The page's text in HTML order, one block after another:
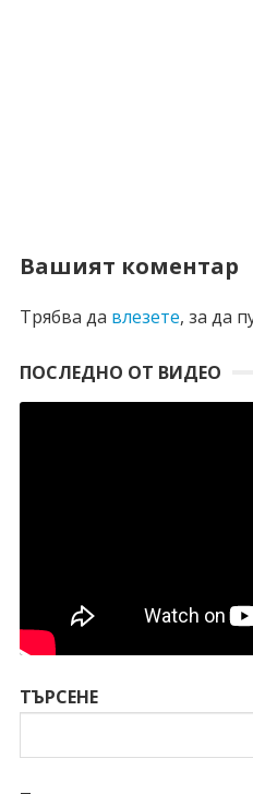
Вашият коментар
Трябва да влезете, за да
ПОСЛЕДНО ОТ ВИДЕО
ТЪРСЕНЕ